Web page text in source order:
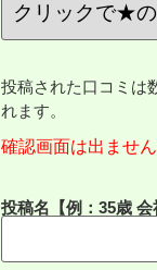
投稿された口コミは
れます。
確認画面は出ませ
投稿名【例：35歳